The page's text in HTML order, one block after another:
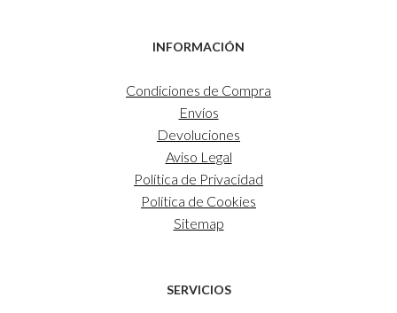
INFORMACIÓN
Condiciones de Compra
Envíos
Devoluciones
Aviso Legal
Política de Privacidad
Política de Cookies
Sitemap
SERVICIOS